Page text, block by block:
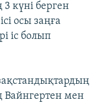
күні берген
осы заңға
іс болып
Вайнгертен мен